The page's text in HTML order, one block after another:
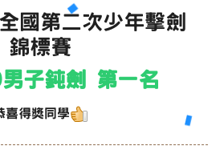
國第二次少年擊劍
錦標賽
男子鈍劍 第一名
喜得獎同學